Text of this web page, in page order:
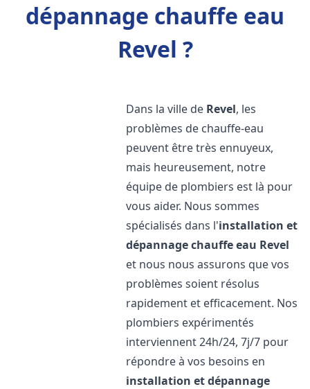
dépannage chauffe eau
Revel ?
Dans la ville de Revel, les
problèmes de chauffe-eau
peuvent être très ennuyeux,
mais heureusement, notre
équipe de plombiers est là pour
vous aider. Nous sommes
spécialisés dans l'installation et
dépannage chauffe eau Revel
et nous nous assurons que vos
problèmes soient résolus
rapidement et efficacement. Nos
plombiers expérimentés
interviennent 24h/24, 7j/7 pour
répondre à vos besoins en
installation et dépannage